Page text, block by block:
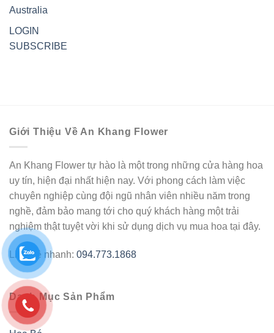
Australia
LOGIN
SUBSCRIBE
Giới Thiệu Về An Khang Flower
An Khang Flower tự hào là một trong những cửa hàng hoa
uy tín, hiện đại nhất hiện nay. Với phong cách làm việc
chuyên nghiệp cùng đội ngũ nhân viên nhiều năm trong
nghề, đảm bảo mang tới cho quý khách hàng một trải
nghiệm thật tuyệt vời khi sử dụng dịch vụ mua hoa tại đây.
Liên hệ nhanh: 094.773.1868
Danh Mục Sản Phẩm